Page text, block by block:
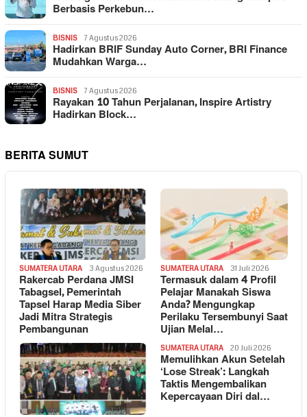
Berbasis Perkebun…
BISNIS 7 Agustus 2026
Hadirkan BRIF Sunday Auto Corner, BRI Finance
Mudahkan Warga…
BISNIS 7 Agustus 2026
Rayakan 10 Tahun Perjalanan, Inspire Artistry
Hadirkan Block…
BERITA SUMUT
SUMATERA UTARA 3 Agustus 2026
Rakercab Perdana JMSI
Tabagsel, Pemerintah
Tapsel Harap Media Siber
Jadi Mitra Strategis
Pembangunan
SUMATERA UTARA 31 Juli 2026
Termasuk dalam 4 Profil
Pelajar Manakah Siswa
Anda? Mengungkap
Perilaku Tersembunyi Saat
Ujian Melal…
SUMATERA UTARA 20 Juli 2026
Memulihkan Akun Setelah
‘Lose Streak’: Langkah
Taktis Mengembalikan
Kepercayaan Diri dal…